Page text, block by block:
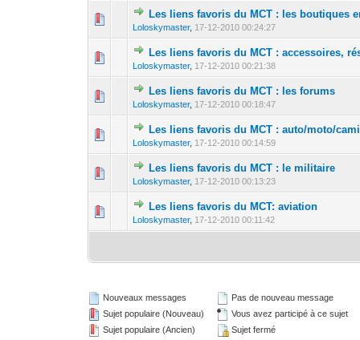
Les liens favoris du MCT : les boutiques
Loloskymaster, 17-12-2010 00:24:27
0 Votes - 0 sur 512
Les liens favoris du MCT : accessoires,
Loloskymaster, 17-12-2010 00:21:38
0 Votes - 0 sur 5
12
Les liens favoris du MCT : les forums
Loloskymaster, 17-12-2010 00:18:47
0 Votes - 0 sur 5
Les liens favoris du MCT : auto/moto/
Loloskymaster, 17-12-2010 00:14:59
0 Votes - 0 sur 512
Les liens favoris du MCT : le militaire
Loloskymaster, 17-12-2010 00:13:23
0 Votes - 0 sur 5
Les liens favoris du MCT: aviation
Loloskymaster, 17-12-2010 00:11:42
0 Votes - 0 sur 5
Nouveaux messages
Sujet populaire (Nouveau)
Sujet populaire (Ancien)
Pas de nouveau message
Vous avez participé à ce sujet
Sujet fermé